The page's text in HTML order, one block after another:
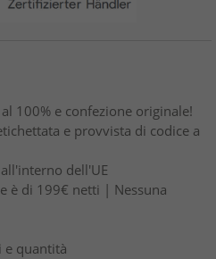
100% e confezione originale!
e provvista di codice a
dell'UE
è di 199€ netti | Nessuna
e quantità